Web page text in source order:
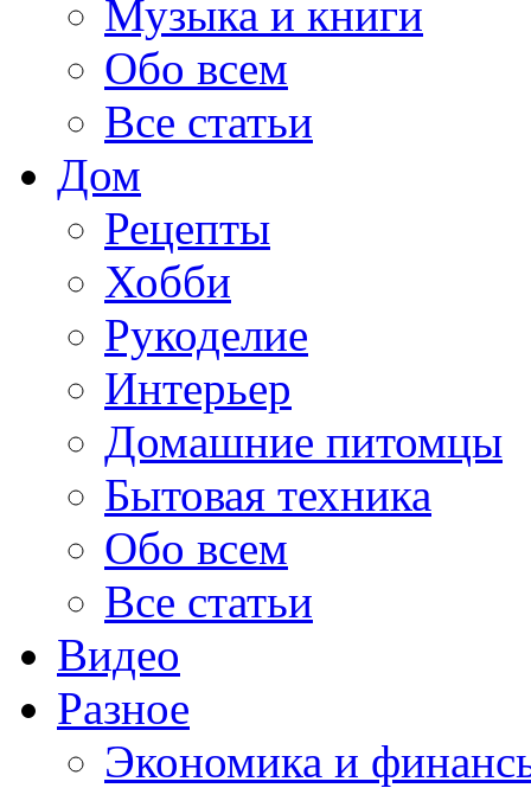
Музыка и книги
Обо всем
Все статьи
Дом
Рецепты
Хобби
Рукоделие
Интерьер
Домашние питомцы
Бытовая техника
Обо всем
Все статьи
Видео
Разное
Экономика и